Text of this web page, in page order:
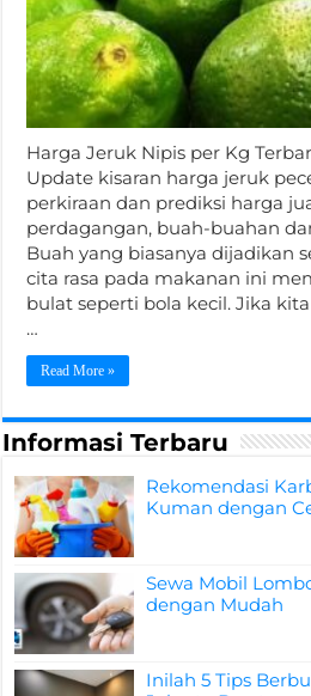
Harga Jeruk Nipis per Kg
Update kisaran harga jeruk
perkiraan dan prediksi harga
perdagangan, buah-buahan
Buah yang biasanya dijadikan
cita rasa pada makanan ini
bulat seperti bola kecil. Jika
…
Read More »
Informasi Terbaru
Rekomendasi
Kuman dengan
Sewa Mobil
dengan Mudah
Inilah 5 Tips